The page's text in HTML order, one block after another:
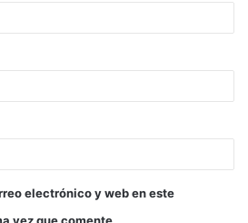
electrónico y web en este